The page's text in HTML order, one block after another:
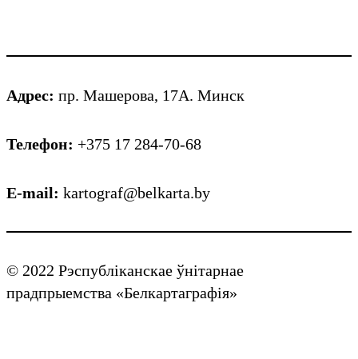
Адрес: пр. Машерова, 17А. Минск
Телефон: +375 17 284-70-68
E-mail: kartograf@belkarta.by
© 2022 Рэспубліканскае ўнітарнае
прадпрыемства «Белкартаграфія»